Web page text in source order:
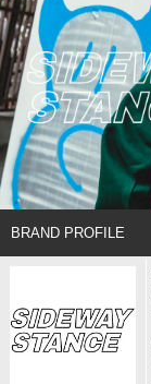
BRAND PROFILE